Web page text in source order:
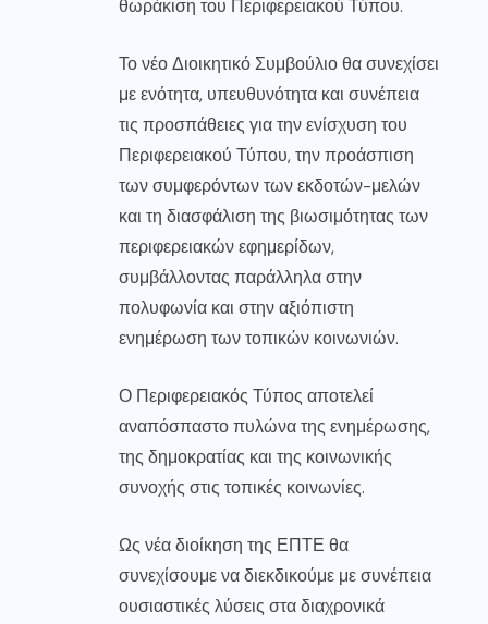
θωράκιση του Περιφερειακού Τύπου.
Το νέο Διοικητικό Συμβούλιο θα συνεχίσει
με ενότητα, υπευθυνότητα και συνέπεια
τις προσπάθειες για την ενίσχυση του
Περιφερειακού Τύπου, την προάσπιση
των συμφερόντων των εκδοτών-μελών
και τη διασφάλιση της βιωσιμότητας των
περιφερειακών εφημερίδων,
συμβάλλοντας παράλληλα στην
πολυφωνία και στην αξιόπιστη
ενημέρωση των τοπικών κοινωνιών.
Ο Περιφερειακός Τύπος αποτελεί
αναπόσπαστο πυλώνα της ενημέρωσης,
της δημοκρατίας και της κοινωνικής
συνοχής στις τοπικές κοινωνίες.
Ως νέα διοίκηση της ΕΠΤΕ θα
συνεχίσουμε να διεκδικούμε με συνέπεια
ουσιαστικές λύσεις στα διαχρονικά